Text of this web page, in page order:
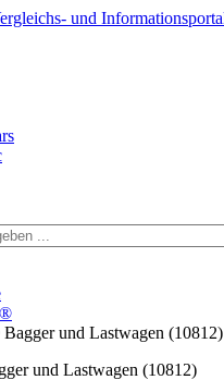
und Lastwagen (10812)